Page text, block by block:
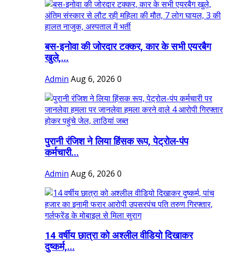
बस-इनोवा की जोरदार टक्कर, कार के सभी एयरबैग
खुले,...
Admin Aug 6, 2026 0
पुरानी रंजिश ने लिया हिंसक रूप, पेट्रोल-पंप
कर्मचारी...
Admin Aug 6, 2026 0
14 वर्षीय छात्रा को अश्लील वीडियो दिखाकर
दुष्कर्म,...